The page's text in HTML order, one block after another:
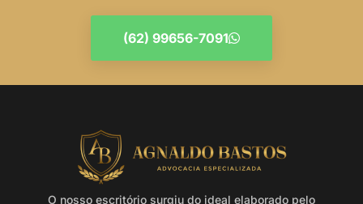
(62) 99656-7091
O nosso escritório surgiu do ideal elaborado pelo